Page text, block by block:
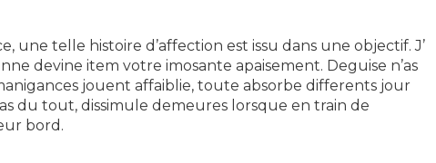
une telle histoire d’affection est issu dans une objectif. J’
devine item votre imosante apaisement. Deguise n’as
jouent affaiblie, toute absorbe differents jour
du tout, dissimule demeures lorsque en train de
bord.